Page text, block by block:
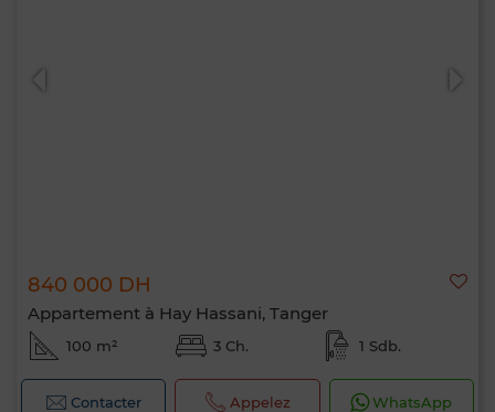
840 000 DH
Appartement à Hay Hassani, Tanger
100 m² 3 Ch. 1 Sdb.
Contacter Appelez WhatsApp